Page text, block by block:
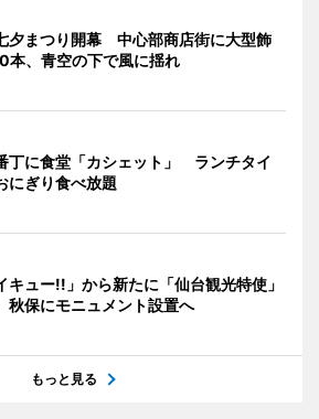
夕まつり開幕 中心部商店街に大型飾
本、青空の下で風に揺れ
丁に食堂「カシェット」 ランチタイ
にぎり食べ放題
キュー!!」から新たに「仙台観光特使」
保にモニュメント設置へ
もっと見る